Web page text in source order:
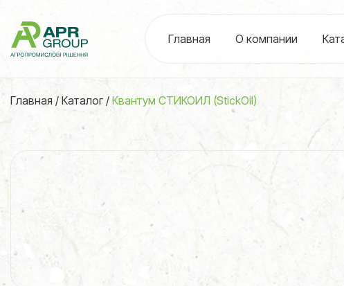
Главная О компании
Главная /Каталог/ Квантум СТИКОИЛ (StickOil)